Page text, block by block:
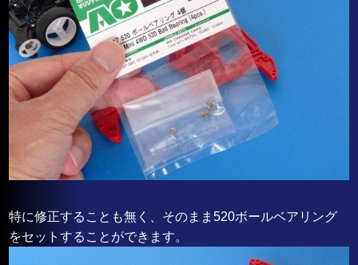
特に修正することも無く、そのまま520ボールベアリング
をセットすることができます。